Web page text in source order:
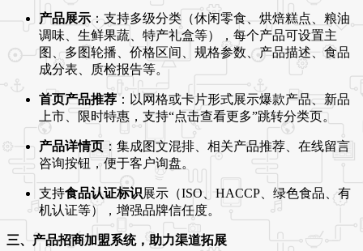
产品展示 ：支持多级分类（休闲零食、烘焙糕点、粮油
调味、生鲜果蔬、特产礼盒等），每个产品可设置主
图、多图轮播、价格区间、规格参数、产品描述、食品
成分表、质检报告等。
首页产品推荐：以网格或卡片形式展示爆款产品、新品
上市、限时特惠，支持“点击查看更多”跳转分类页。
产品详情页：集成图文混排、相关产品推荐、在线留言
咨询按钮，便于客户询盘。
支持食品认证标识展示（ISO、HACCP、绿色食品、有
机认证等），增强品牌信任度。
三、产品招商加盟系统，助力渠道拓展